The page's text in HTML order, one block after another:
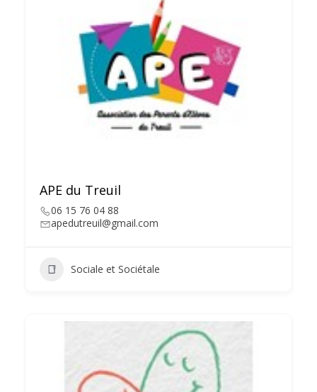
APE du Treuil
06 15 76 04 88
apedutreuil@gmail.com
Sociale et Sociétale